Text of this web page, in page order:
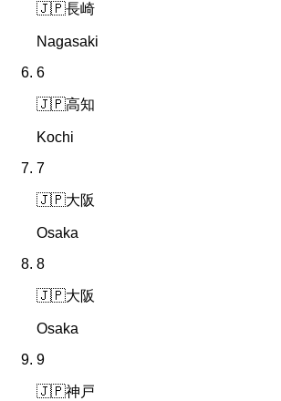
🇯🇵長崎
Nagasaki
6
🇯🇵高知
Kochi
7
🇯🇵大阪
Osaka
8
🇯🇵大阪
Osaka
9
🇯🇵神戸